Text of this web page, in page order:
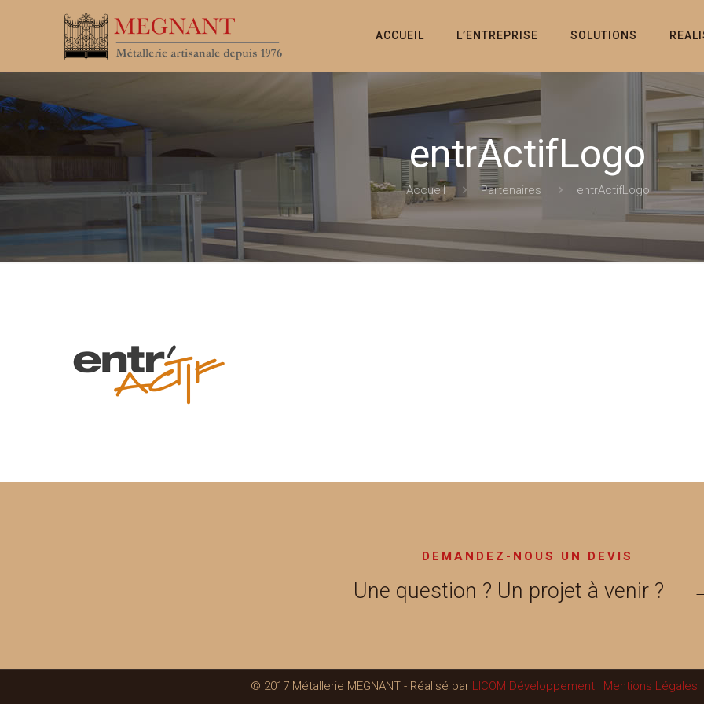
ACCUEIL L’ENTREPRISE SOLUTIONS
entrActifLogo
Accueil Partenaires entrActifLogo
DEMANDEZ-NOUS UN DEVIS
Une question ? Un projet à venir ?
© 2017 Métallerie MEGNANT - Réalisé par LICOM Développement| Mentions Légales |